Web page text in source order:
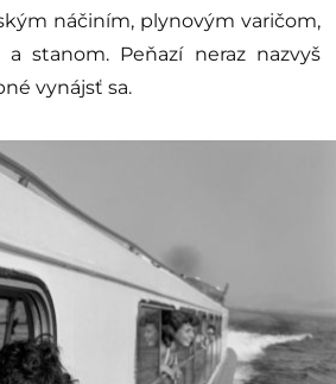
náčiním, plynovým varičom,
a stanom. Peňazí neraz nazvyš
vynájsť sa.